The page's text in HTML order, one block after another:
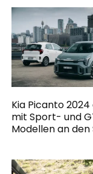
Kia Picanto
mit Sport- und
Modellen an